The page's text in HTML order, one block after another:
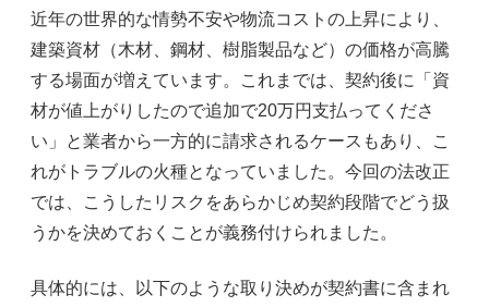
近年の世界的な情勢不安や物流コストの上昇により、
建築資材（木材、鋼材、樹脂製品など）の価格が高騰
する場面が増えています。これまでは、契約後に「資
材が値上がりしたので追加で20万円支払ってくださ
い」と業者から一方的に請求されるケースもあり、こ
れがトラブルの火種となっていました。今回の法改正
では、こうしたリスクをあらかじめ契約段階でどう扱
うかを決めておくことが義務付けられました。
具体的には、以下のような取り決めが契約書に含まれ